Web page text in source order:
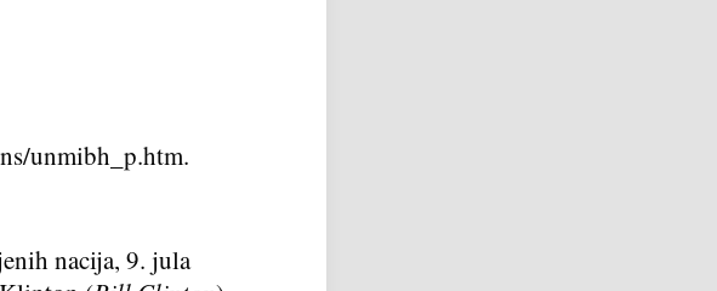
unmibh_p.htm.
nacija, 9. jula